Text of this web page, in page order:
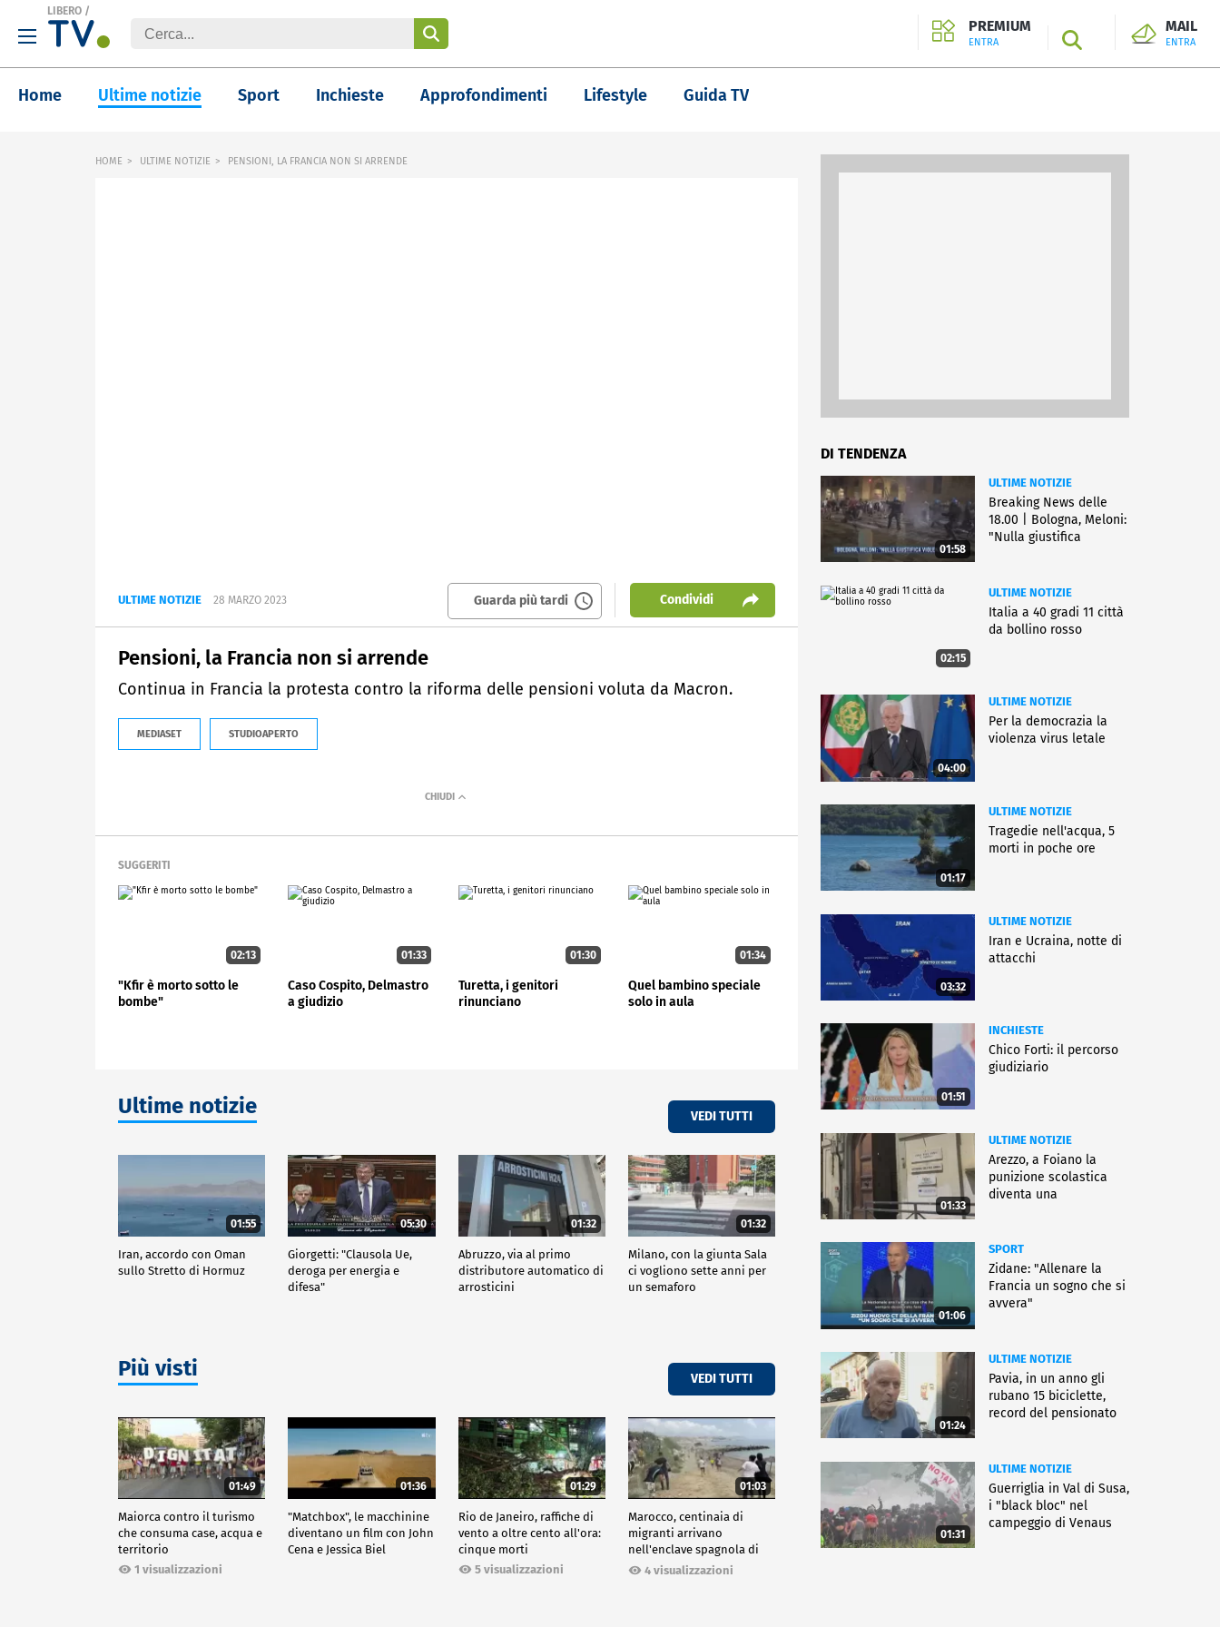
LIBERO /
PREMIUM
ENTRA SEARCH
MAIL
ENTRA
Home Ultime notizie Sport Inchieste Approfondimenti Lifestyle Guida TV
HOME ULTIME NOTIZIE PENSIONI, LA FRANCIA NON SI ARRENDE
ULTIME NOTIZIE 28 MARZO 2023 Guarda più tardi Condividi
Pensioni, la Francia non si arrende
Continua in Francia la protesta contro la riforma delle pensioni voluta da Macron.
MEDIASET STUDIOAPERTO
SUGGERITI
02:13
"Kfir è morto sotto le
bombe"
01:33
Caso Cospito, Delmastro
a giudizio
01:30
Turetta, i genitori
rinunciano
01:34
Quel bambino speciale
solo in aula
Ultime notizie VEDI TUTTI
01:55
Iran, accordo con Oman
sullo Stretto di Hormuz
05:30
Giorgetti: "Clausola Ue,
deroga per energia e
difesa"
01:32
Abruzzo, via al primo
distributore automatico di
arrosticini
01:32
Milano, con la giunta Sala
ci vogliono sette anni per
un semaforo
Più visti VEDI TUTTI
01:49
Maiorca contro il turismo
che consuma case, acqua e
territorio
1 visualizzazioni
01:36
"Matchbox", le macchinine
diventano un film con John
Cena e Jessica Biel
01:29
Rio de Janeiro, raffiche di
vento a oltre cento all'ora:
cinque morti
5 visualizzazioni
01:03
Marocco, centinaia di
migranti arrivano
nell'enclave spagnola di
Ceuta4 visualizzazioni
DI TENDENZA
01:58
ULTIME NOTIZIE
Breaking News delle
18.00 | Bologna, Meloni:
"Nulla giustifica
02:15
ULTIME NOTIZIE
Italia a 40 gradi 11 città
da bollino rosso
04:00
ULTIME NOTIZIE
Per la democrazia la
violenza virus letale
01:17
ULTIME NOTIZIE
Tragedie nell'acqua, 5
morti in poche ore
03:32
ULTIME NOTIZIE
Iran e Ucraina, notte di
attacchi
01:51
INCHIESTE
Chico Forti: il percorso
giudiziario
01:33
ULTIME NOTIZIE
Arezzo, a Foiano la
punizione scolastica
diventa una
01:06
SPORT
Zidane: "Allenare la
Francia un sogno che si
avvera"
01:24
ULTIME NOTIZIE
Pavia, in un anno gli
rubano 15 biciclette,
record del pensionato
01:31
ULTIME NOTIZIE
Guerriglia in Val di Susa,
i "black bloc" nel
campeggio di Venaus